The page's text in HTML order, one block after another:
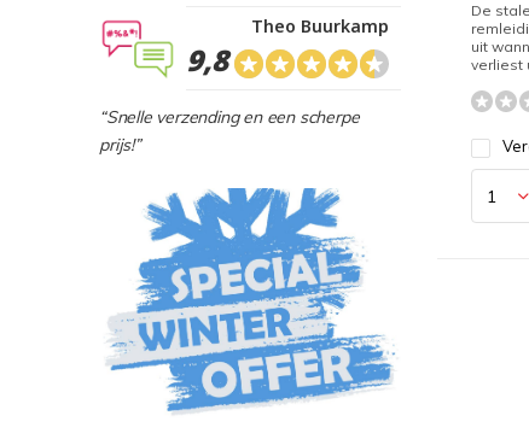
De
uit
verliest
9,8
Theo Buurkamp
“Snelle verzending en een scherpe
prijs!”